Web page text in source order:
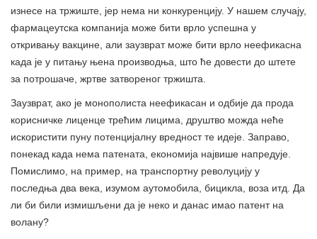
изнесе на тржиште, јер нема ни конкуренцију. У нашем случају,
фармацеутска компанија може бити врло успешна у
откривању вакцине, али заузврат може бити врло неефикасна
када је у питању њена производња, што ће довести до штете
за потрошаче, жртве затвореног тржишта.
Заузврат, ако је монополиста неефикасан и одбије да прода
корисничке лиценце трећим лицима, друштво можда неће
искористити пуну потенцијалну вредност те идеје. Заправо,
понекад када нема патената, економија највише напредује.
Помислимо, на пример, на транспортну револуцију у
последња два века, изумом аутомобила, бицикла, воза итд. Да
ли би били измишљени да је неко и данас имао патент на
волану?